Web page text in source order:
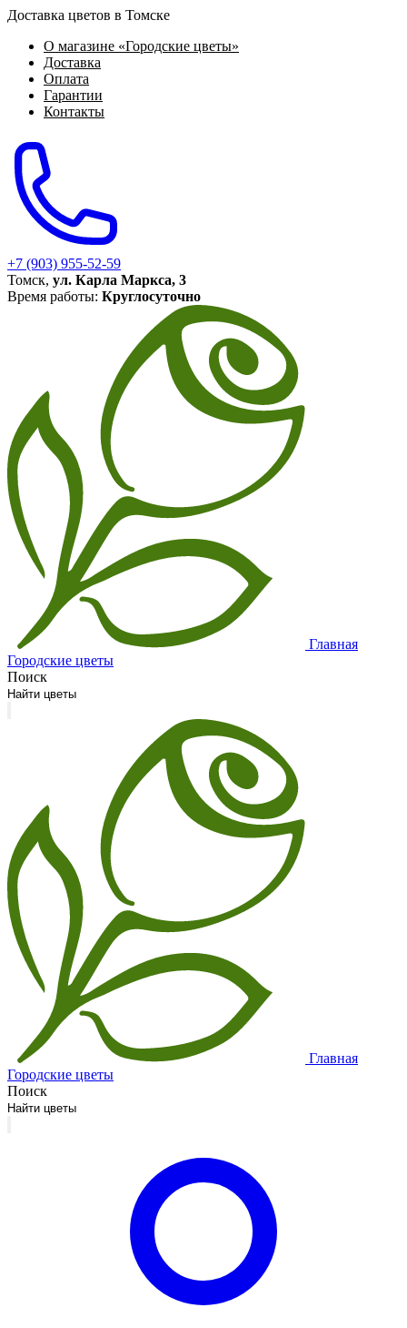
Доставка цветов в Томске
О магазине «Городские цветы»
Доставка
Оплата
Гарантии
Контакты
+7 (903) 955-52-59
Томск, ул. Карла Маркса, 3
Время работы: Круглосуточно
Главная
Городские цветы
Поиск
Главная
Городские цветы
Поиск